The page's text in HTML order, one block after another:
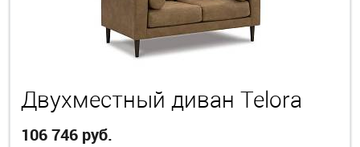
Двухместный диван Telora
106 746 руб.